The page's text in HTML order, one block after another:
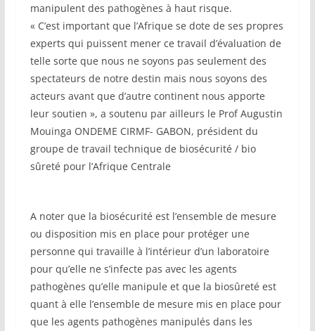
manipulent des pathogènes à haut risque.
« C’est important que l’Afrique se dote de ses propres
experts qui puissent mener ce travail d’évaluation de
telle sorte que nous ne soyons pas seulement des
spectateurs de notre destin mais nous soyons des
acteurs avant que d’autre continent nous apporte
leur soutien », a soutenu par ailleurs le Prof Augustin
Mouinga ONDEME CIRMF- GABON, président du
groupe de travail technique de biosécurité / bio
sûreté pour l’Afrique Centrale
A noter que la biosécurité est l’ensemble de mesure
ou disposition mis en place pour protéger une
personne qui travaille à l’intérieur d’un laboratoire
pour qu’elle ne s’infecte pas avec les agents
pathogènes qu’elle manipule et que la biosûreté est
quant à elle l’ensemble de mesure mis en place pour
que les agents pathogènes manipulés dans les